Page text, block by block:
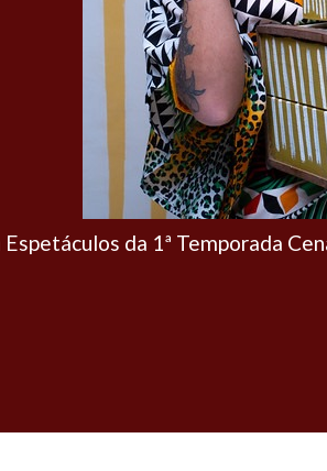
Espetáculos da 1ª Temporada